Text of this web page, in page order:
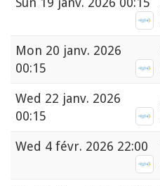
Mon 20 janv. 2026
00:15
Wed 22 janv. 2026
00:15
Wed 4 févr. 2026 22:00